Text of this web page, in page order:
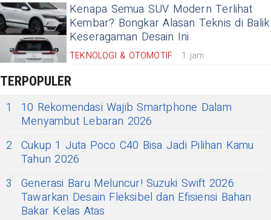
Kenapa Semua SUV Modern Terlihat
Kembar? Bongkar Alasan Teknis di Balik
Keseragaman Desain Ini
TEKNOLOGI & OTOMOTIF 1 jam
TERPOPULER
1
10 Rekomendasi Wajib Smartphone Dalam
Menyambut Lebaran 2026
2 Cukup 1 Juta Poco C40 Bisa Jadi Pilihan Kamu
Tahun 2026
3
Generasi Baru Meluncur! Suzuki Swift 2026
Tawarkan Desain Fleksibel dan Efisiensi Bahan
Bakar Kelas Atas